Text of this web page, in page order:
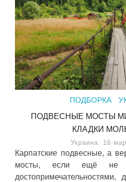
ПОДБОРКА
ПОДВЕСНЫЕ МОСТЫ
КЛАДКИ
Украина: 16
Карпатские подвесные, а
мосты, если ещё не